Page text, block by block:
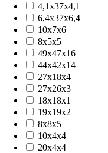
4,1x37x4,1
6,4x37x6,4
10x7x6
8х5х5
49x47x16
44x42x14
27x18x4
27x26x3
18x18x1
19x19x2
8x8x5
10х4х4
20х4х4